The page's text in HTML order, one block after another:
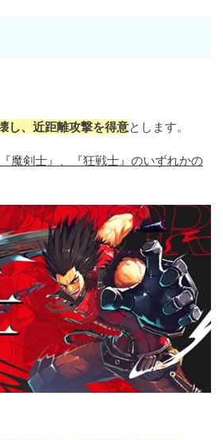
し、近距離攻撃を得意とします。
魔剣士』、『狂戦士』のいずれかの